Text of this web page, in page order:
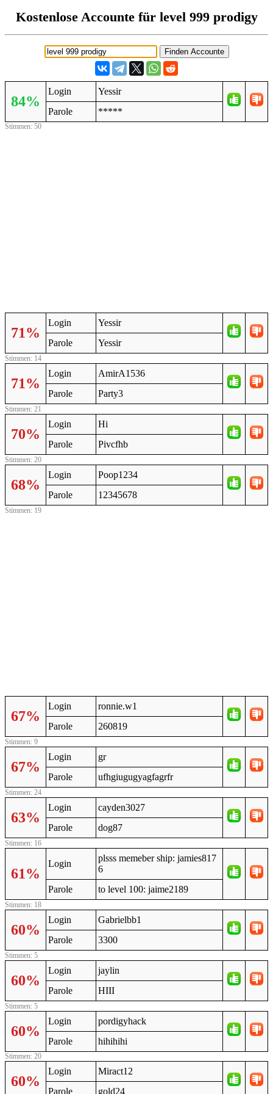
Kostenlose Accounte für level 999 prodigy
84%
Login
Yessir
Parole
*****
Stimmen: 50
71%
Login
Yessir
Parole
Yessir
Stimmen: 14
71%
Login
AmirA1536
Parole
Party3
Stimmen: 21
70%
Login
Hi
Parole
Pivcfhb
Stimmen: 20
68%
Login
Poop1234
Parole
12345678
Stimmen: 19
67%
Login
ronnie.w1
Parole
260819
Stimmen: 9
67%
Login
gr
Parole
ufhgiugugyagfagrfr
Stimmen: 24
63%
Login
cayden3027
Parole
dog87
Stimmen: 16
61%
Login
plsss memeber ship: jamies817
6
Parole
to level 100: jaime2189
Stimmen: 18
60%
Login
Gabrielbb1
Parole
3300
Stimmen: 5
60%
Login
jaylin
Parole
HIII
Stimmen: 5
60%
Login
pordigyhack
Parole
hihihihi
Stimmen: 20
60%
Login
Miract12
Parole
gold24